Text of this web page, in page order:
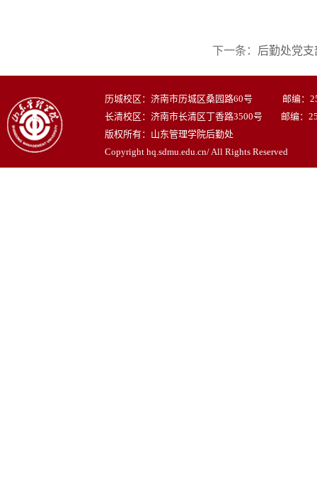
下一条： 后勤处党支
历城校区：济南市历城区桑园路60号 邮编：
长清校区：济南市长清区丁香路3500号 邮编：
版权所有：山东管理学院后勤处
Copyright hq.sdmu.edu.cn/ All Rights Reserved